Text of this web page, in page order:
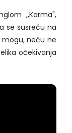
,,Karma",
se susreću na
mogu, neću ne
očekivanja